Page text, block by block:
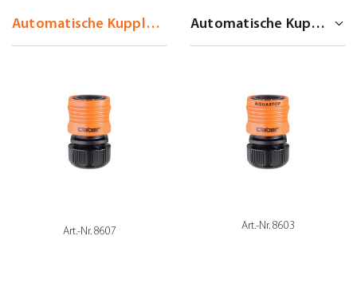
Art.-Nr. 8607 Art.-Nr. 8603